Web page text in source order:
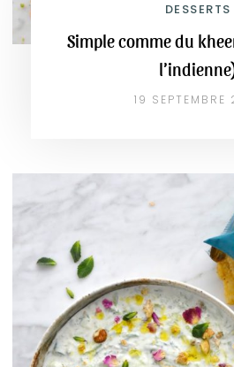
DESSERTS
Simple comme du
19 SEPTEMBRE